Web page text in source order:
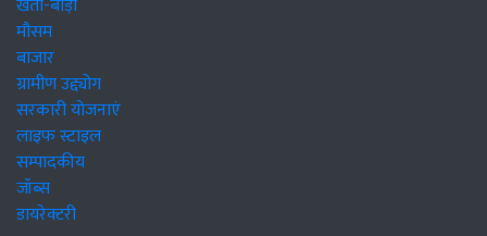
मौसम
बाजार
ग्रामीण उद्द्योग
सरकारी योजनाएं
लाइफ स्टाइल
सम्पादकीय
जॉब्स
डायरेक्टरी